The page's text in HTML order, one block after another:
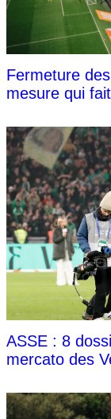
Fermeture
mesure qui
ASSE : 8
mercato des